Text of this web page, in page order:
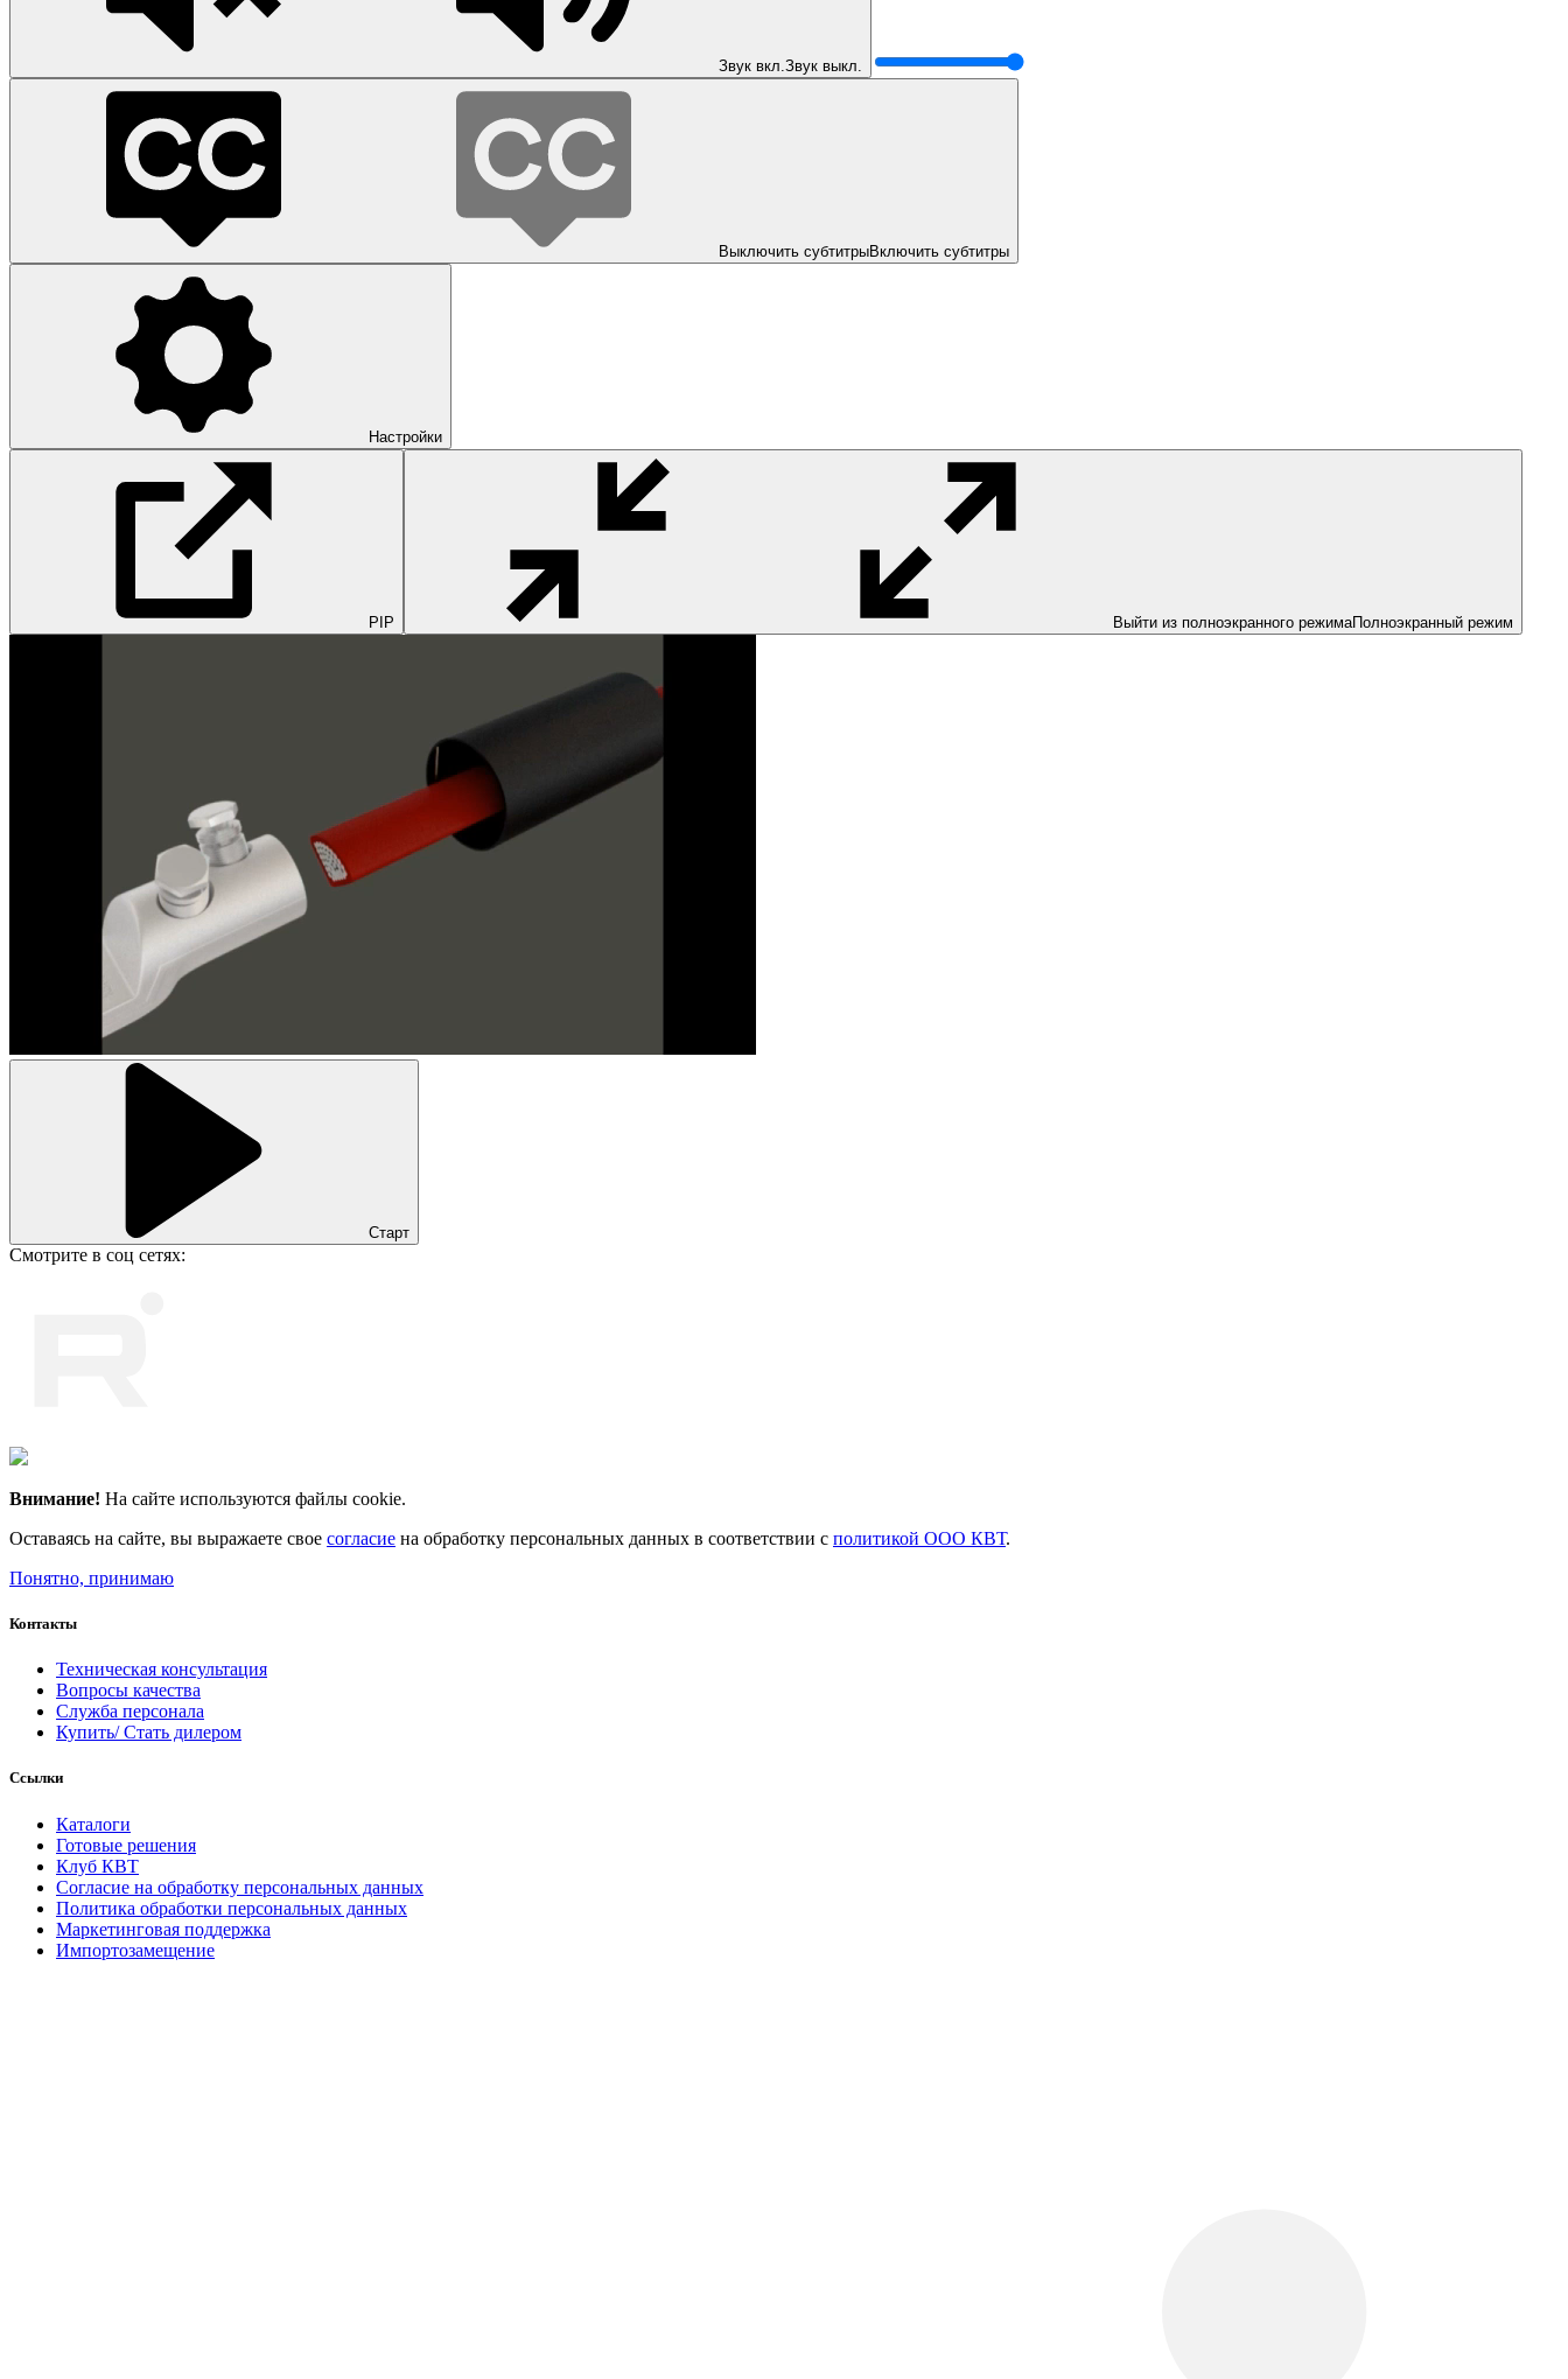
Звук вкл. Звук выкл.
Выключить субтитрыВключить субтитры
Настройки
PIP Выйти из полноэкранного режимаПолноэкранный режим
Старт
Смотрите в соц сетях:
Внимание! На сайте используются файлы cookie.
Оставаясь на сайте, вы выражаете свое согласие на обработку персональных данных в соответствии с политикой ООО КВТ.
Понятно, принимаю
Контакты
Техническая консультация
Вопросы качества
Служба персонала
Купить/ Стать дилером
Ссылки
Каталоги
Готовые решения
Клуб КВТ
Согласие на обработку персональных данных
Политика обработки персональных данных
Маркетинговая поддержка
Импортозамещение